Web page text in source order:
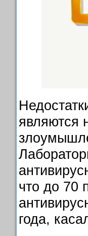
являются
что до 70
года,